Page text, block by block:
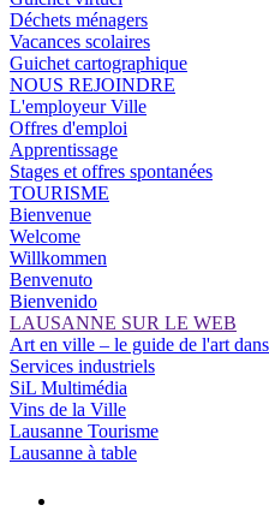
Déchets ménagers
Vacances scolaires
Guichet cartographique
NOUS REJOINDRE
L'employeur Ville
Offres d'emploi
Apprentissage
Stages et offres spontanées
TOURISME
Bienvenue
Welcome
Willkommen
Benvenuto
Bienvenido
LAUSANNE SUR LE WEB
Art en ville – le guide de l'art
Services industriels
SiL Multimédia
Vins de la Ville
Lausanne Tourisme
Lausanne à table